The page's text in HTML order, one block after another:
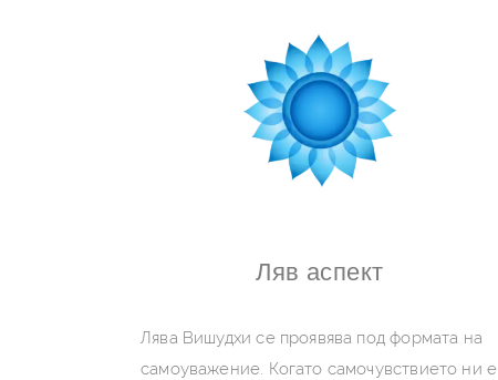
Ляв аспект
Лява Вишудхи се проявява под формата на
самоуважение. Когато самочувствието ни е